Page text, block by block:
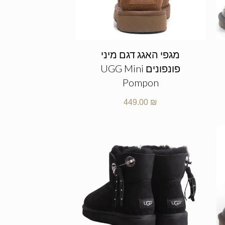
מגפי האגג דגם מיני
פונפונים UGG Mini
Pompon
449.00 ₪